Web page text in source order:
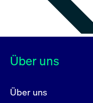
Über uns
Über uns